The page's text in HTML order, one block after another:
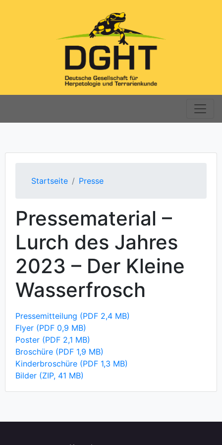
Startseite Presse
Pressematerial –
Lurch des Jahres
2023 – Der Kleine
Wasserfrosch
Pressemitteilung (PDF 2,4 MB)
Flyer (PDF 0,9 MB)
Poster (PDF 2,1 MB)
Broschüre (PDF 1,9 MB)
Kinderbroschüre (PDF 1,3 MB)
Bilder (ZIP, 41 MB)